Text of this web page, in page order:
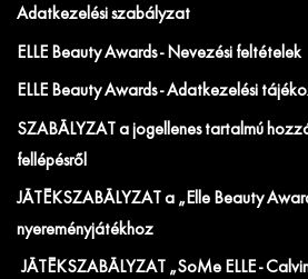
Adatkezelési szabályzat
ELLE Beauty Awards - Nevezési feltételek
ELLE Beauty Awards - Adatkezelési
SZABÁLYZAT a jogellenes tartalmú
fellépésről
JÁTÉKSZABÁLYZAT a „Elle Beauty
nyereményjátékhoz
JÁTÉKSZABÁLYZAT „SoMe ELLE -